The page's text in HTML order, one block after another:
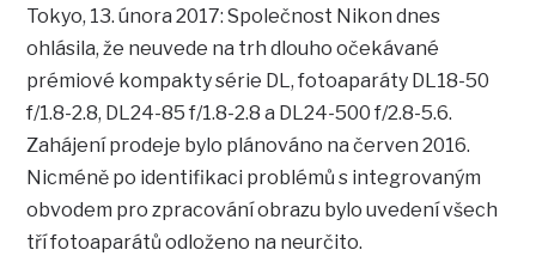
Tokyo, 13. února 2017: Společnost Nikon dnes
ohlásila, že neuvede na trh dlouho očekávané
prémiové kompakty série DL, fotoaparáty DL18-50
f/1.8-2.8, DL24-85 f/1.8-2.8 a DL24-500 f/2.8-5.6.
Zahájení prodeje bylo plánováno na červen 2016.
Nicméně po identifikaci problémů s integrovaným
obvodem pro zpracování obrazu bylo uvedení všech
tří fotoaparátů odloženo na neurčito.